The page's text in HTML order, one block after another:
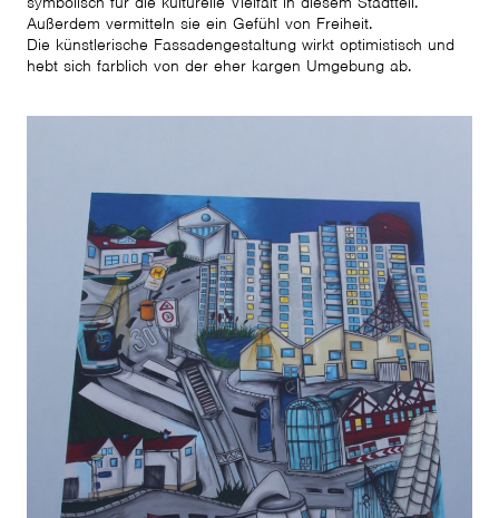
Außerdem vermitteln sie ein Gefühl von Freiheit.
Die künstlerische Fassadengestaltung wirkt optimistisch und
hebt sich farblich von der eher kargen Umgebung ab.